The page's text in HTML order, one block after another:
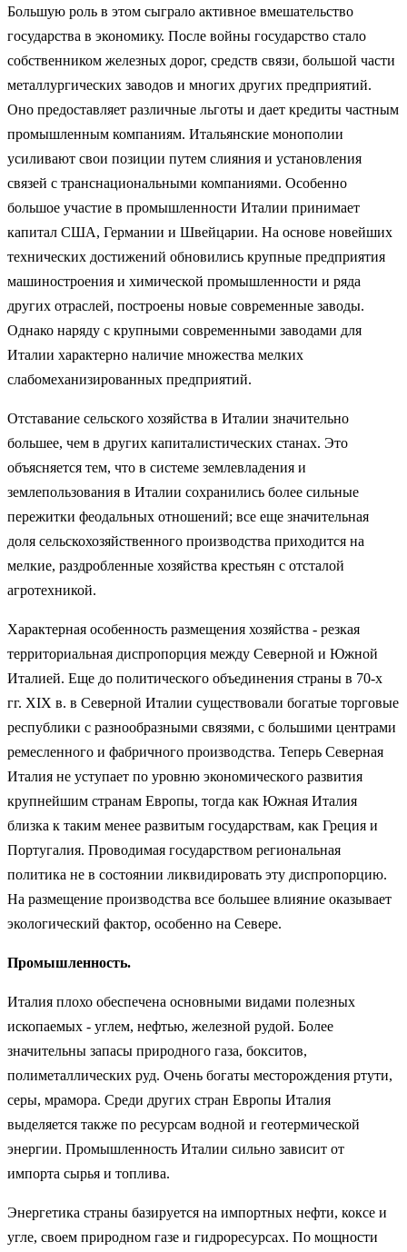
Большую роль в этом сыграло активное вмешательство
государства в экономику. После войны государство стало
собственником железных дорог, средств связи, большой части
металлургических заводов и многих других предприятий.
Оно предоставляет различные льготы и дает кредиты частным
промышленным компаниям. Итальянские монополии
усиливают свои позиции путем слияния и установления
связей с транснациональными компаниями. Особенно
большое участие в промышленности Италии принимает
капитал США, Германии и Швейцарии. На основе новейших
технических достижений обновились крупные предприятия
машиностроения и химической промышленности и ряда
других отраслей, построены новые современные заводы.
Однако наряду с крупными современными заводами для
Италии характерно наличие множества мелких
слабомеханизированных предприятий.
Отставание сельского хозяйства в Италии значительно
большее, чем в других капиталистических станах. Это
объясняется тем, что в системе землевладения и
землепользования в Италии сохранились более сильные
пережитки феодальных отношений; все еще значительная
доля сельскохозяйственного производства приходится на
мелкие, раздробленные хозяйства крестьян с отсталой
агротехникой.
Характерная особенность размещения хозяйства - резкая
территориальная диспропорция между Северной и Южной
Италией. Еще до политического объединения страны в 70-х
гг. XIX в. в Северной Италии существовали богатые торговые
республики с разнообразными связями, с большими центрами
ремесленного и фабричного производства. Теперь Северная
Италия не уступает по уровню экономического развития
крупнейшим странам Европы, тогда как Южная Италия
близка к таким менее развитым государствам, как Греция и
Португалия. Проводимая государством региональная
политика не в состоянии ликвидировать эту диспропорцию.
На размещение производства все большее влияние оказывает
экологический фактор, особенно на Севере.
Промышленность.
Италия плохо обеспечена основными видами полезных
ископаемых - углем, нефтью, железной рудой. Более
значительны запасы природного газа, бокситов,
полиметаллических руд. Очень богаты месторождения ртути,
серы, мрамора. Среди других стран Европы Италия
выделяется также по ресурсам водной и геотермической
энергии. Промышленность Италии сильно зависит от
импорта сырья и топлива.
Энергетика страны базируется на импортных нефти, коксе и
угле, своем природном газе и гидроресурсах. По мощности